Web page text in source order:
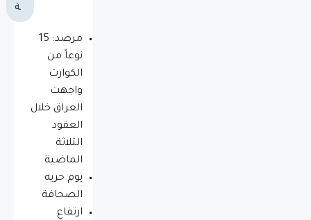
ة
مرصد: 15
نوعاً من
الكوارث
واجهت
العراق خلال
العقود
الثلاثة
الماضية
يوم حريه
الصحافة
ارتفاع